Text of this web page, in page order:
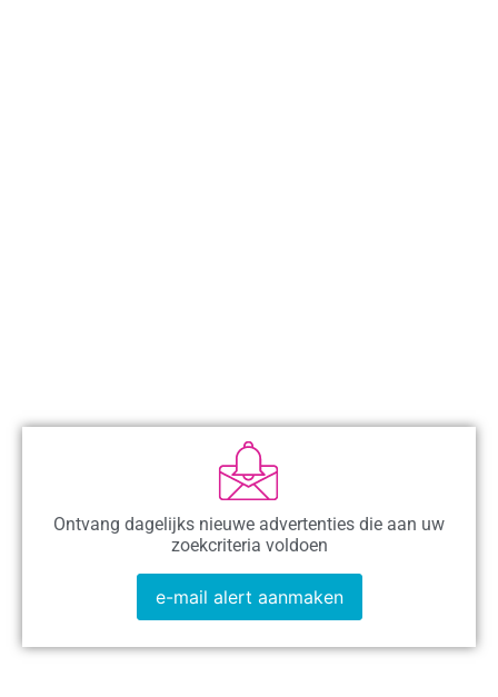
Ontvang dagelijks nieuwe advertenties die aan uw
zoekcriteria voldoen
e-mail alert aanmaken